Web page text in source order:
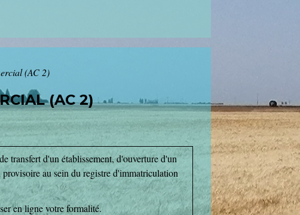
(AC 2)
(AC 2)
transfert d'un établissement, d'ouverture d'un
au sein du registre d'immatriculation
en ligne votre formalité.